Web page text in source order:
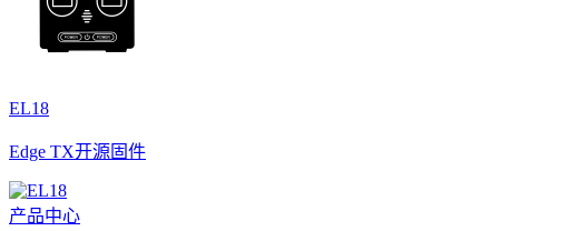
EL18
Edge TX开源固件
产品中心